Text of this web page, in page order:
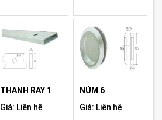
THANH RAY 1
Giá: Liên hệ
NÚM 6
Giá: Liên hệ